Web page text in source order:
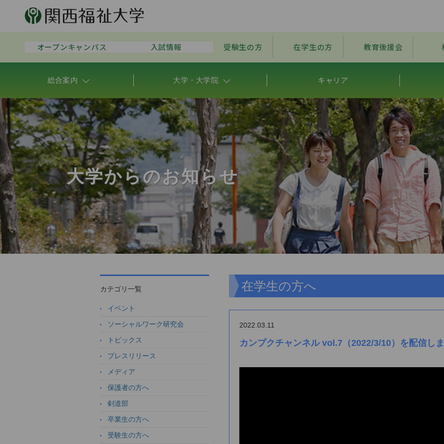
オープンキャンパス 入試情報 受験生の方 在学生の方 教育後援会
総合案内 大学・大学院 キャリア
大学からのお知らせ
在学生の方へ
2022.03.11
カンプクチャンネル vol.7（2022/3/10）を配信し
カテゴリ一覧
イベント
ソーシャルワーク研究会
トピックス
プレスリリース
メディア
保護者の方へ
剣道部
卒業生の方へ
受験生の方へ